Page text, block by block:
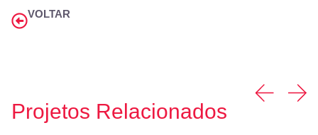
VOLTAR
Projetos Relacionados